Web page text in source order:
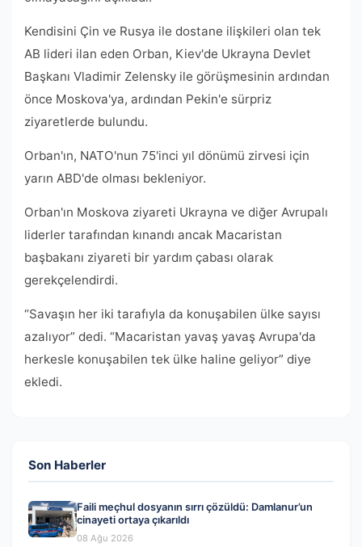
Kendisini Çin ve Rusya ile dostane ilişkileri olan tek
AB lideri ilan eden Orban, Kiev'de Ukrayna Devlet
Başkanı Vladimir Zelensky ile görüşmesinin ardından
önce Moskova'ya, ardından Pekin'e sürpriz
ziyaretlerde bulundu.
Orban'ın, NATO'nun 75'inci yıl dönümü zirvesi için
yarın ABD'de olması bekleniyor.
Orban'ın Moskova ziyareti Ukrayna ve diğer Avrupalı ​​
liderler tarafından kınandı ancak Macaristan
başbakanı ziyareti bir yardım çabası olarak
gerekçelendirdi.
“Savaşın her iki tarafıyla da konuşabilen ülke sayısı
azalıyor” dedi. “Macaristan yavaş yavaş Avrupa'da
herkesle konuşabilen tek ülke haline geliyor” diye
ekledi.
Son Haberler
Faili meçhul dosyanın sırrı çözüldü: Damlanur’un
cinayeti ortaya çıkarıldı
08 Ağu 2026